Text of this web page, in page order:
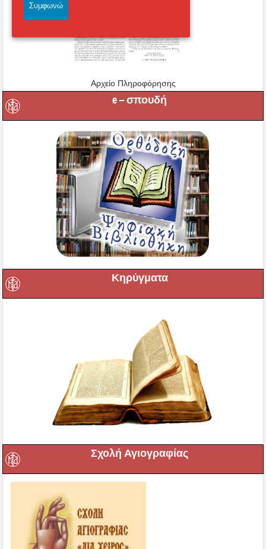
Αρχείο Πληροφόρησης
e – σπουδή
Κηρύγματα
Σχολή Αγιογραφίας
Συμφωνώ